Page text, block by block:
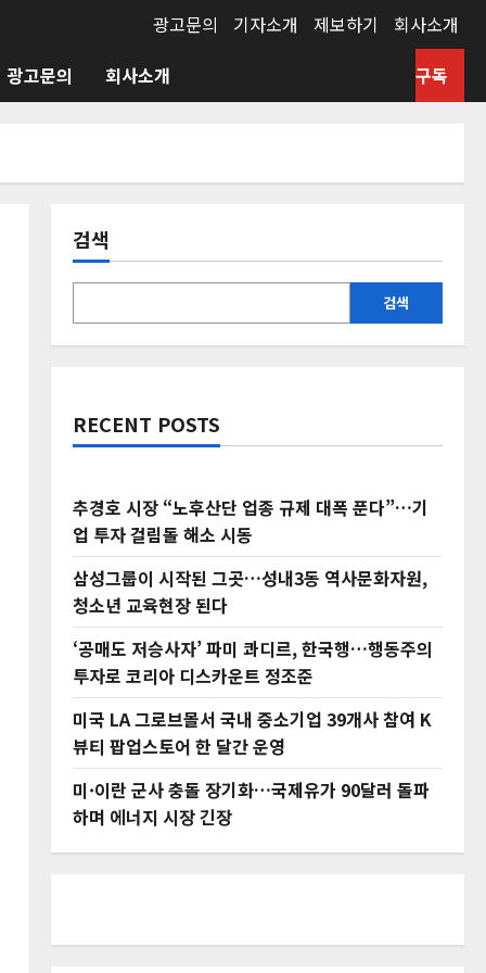
광고문의 기자소개 제보하기
회사소개
광고문의
회사소개 구독
검색
검색
RECENT POSTS
추경호 시장 “노후산단 업종 규제 대폭 푼다”…기
업 투자 걸림돌 해소 시동
삼성그룹이 시작된 그곳…성내3동 역사문화자원,
청소년 교육현장 된다
‘공매도 저승사자’ 파미 콰디르, 한국행…행동주의
투자로 코리아 디스카운트 정조준
미국 LA 그로브몰서 국내 중소기업 39개사 참여 K
뷰티 팝업스토어 한 달간 운영
미·이란 군사 충돌 장기화…국제유가 90달러 돌파
하며 에너지 시장 긴장